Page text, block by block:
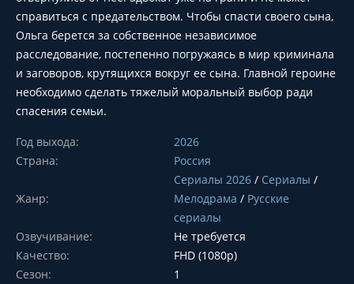
справиться с предательством. Чтобы спасти своего сына,
Ольга берется за собственное независимое
расследование, постепенно погружаясь в мир криминала
и заговоров, крутящихся вокруг ее сына. Главной героине
необходимо сделать тяжелый моральный выбор ради
спасения семьи.
Год выхода:
2026
Страна:
Россия
Жанр:
Сериалы 2026 / Сериалы /
Мелодрама / Русские
сериалы
Озвучивание:
Не требуется
Качество:
FHD (1080p)
Сезон:
1